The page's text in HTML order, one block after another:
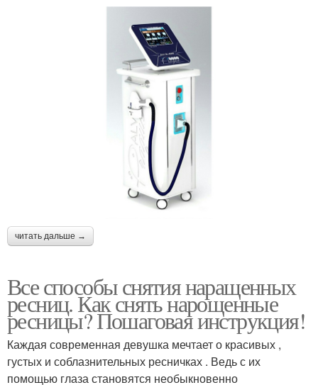
читать дальше →
Все способы снятия наращенных
ресниц. Как снять нарощенные
ресницы? Пошаговая инструкция!
Каждая современная девушка мечтает о красивых ,
густых и соблазнительных ресничках . Ведь с их
помощью глаза становятся необыкновенно